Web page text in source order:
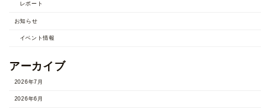
レポート
お知らせ
イベント情報
アーカイブ
2026年7月
2026年6月